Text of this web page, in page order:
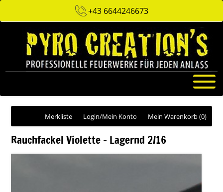
+43 6644246673
Mein Warenkorb(0)
Login/Mein Konto
Merkliste
Rauchfackel Violette - Lagernd 2/16